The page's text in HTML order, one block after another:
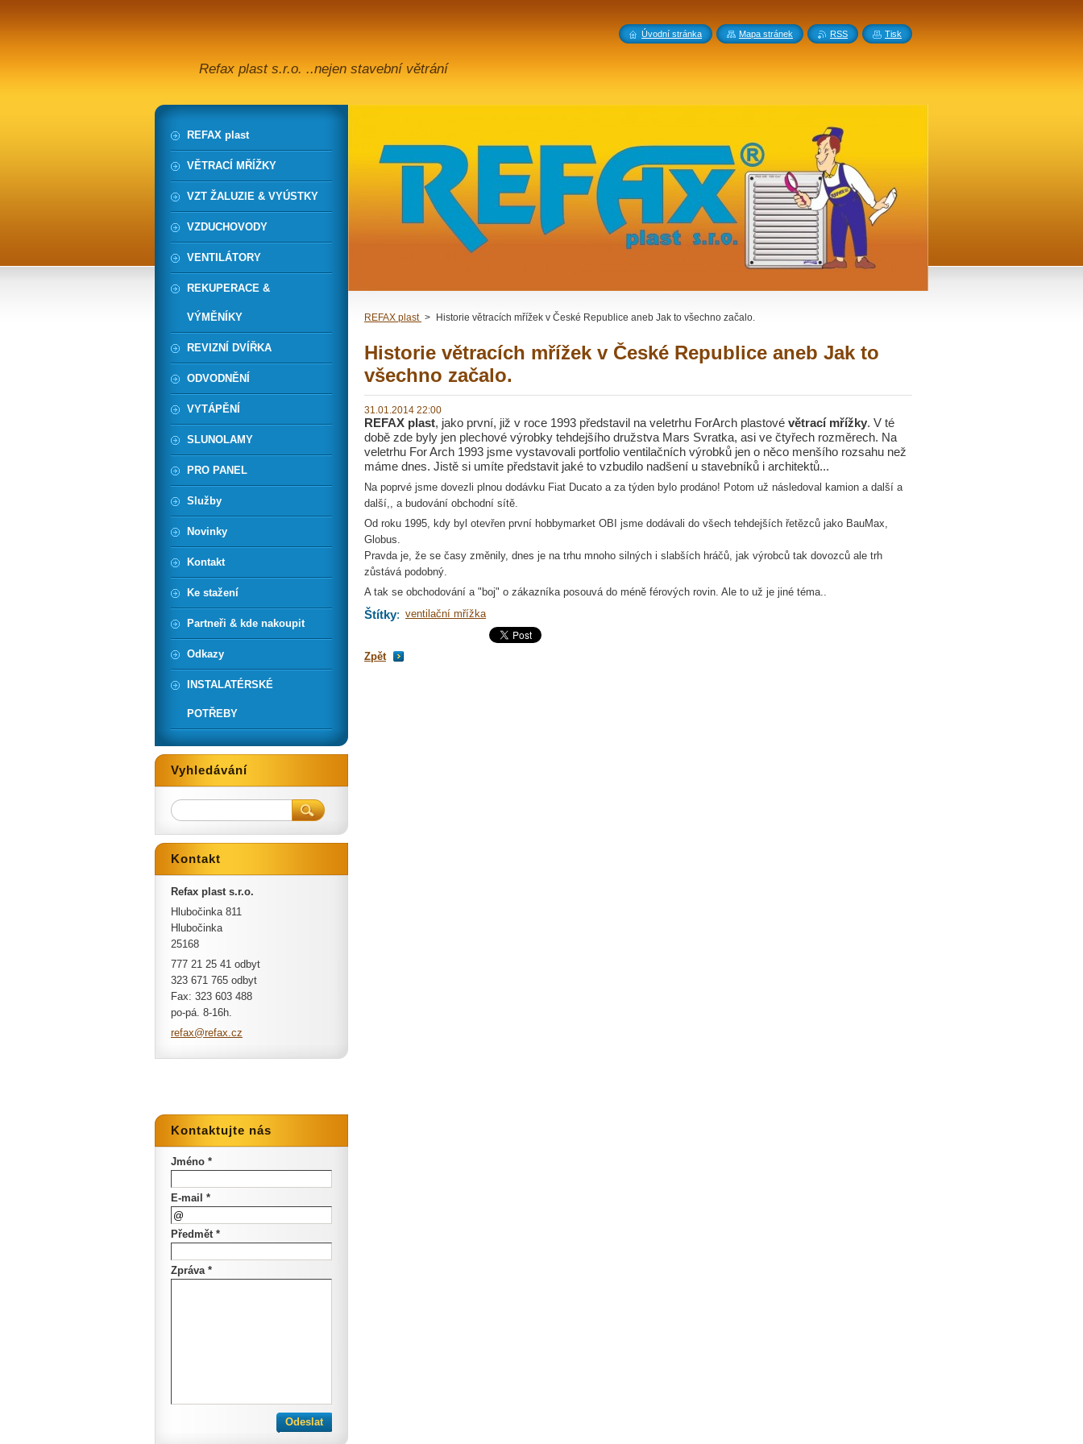
Refax plast s.r.o. ..nejen stavební větrání
REFAX plast > Historie větracích mřížek v České Republice aneb Jak to všechno začalo.
Historie větracích mřížek v České Republice aneb Jak to
všechno začalo.
31.01.2014 22:00
REFAX plast, jako první, již v roce 1993 představil na veletrhu ForArch plastové větrací mřížky. V té
době zde byly jen plechové výrobky tehdejšího družstva Mars Svratka, asi ve čtyřech rozměrech. Na
veletrhu For Arch 1993 jsme vystavovali portfolio ventilačních výrobků jen o něco menšího rozsahu než
máme dnes. Jistě si umíte představit jaké to vzbudilo nadšení u stavebníků i architektů...
Na poprvé jsme dovezli plnou dodávku Fiat Ducato a za týden bylo prodáno! Potom už následoval kamion a další a
další,, a budování obchodní sítě.
Od roku 1995, kdy byl otevřen první hobbymarket OBI jsme dodávali do všech tehdejších řetězců jako BauMax,
Globus.
Pravda je, že se časy změnily, dnes je na trhu mnoho silných i slabších hráčů, jak výrobců tak dovozců ale trh
zůstává podobný.
A tak se obchodování a "boj" o zákazníka posouvá do méně férových rovin. Ale to už je jiné téma..
Štítky: ventilační mřížka
Zpět
REFAX plast
VĚTRACÍ MŘÍŽKY
VZT ŽALUZIE & VYÚSTKY
VZDUCHOVODY
VENTILÁTORY
REKUPERACE &
VÝMĚNÍKY
REVIZNÍ DVÍŘKA
ODVODNĚNÍ
VYTÁPĚNÍ
SLUNOLAMY
PRO PANEL
Služby
Novinky
Kontakt
Ke stažení
Partneři & kde nakoupit
Odkazy
INSTALATÉRSKÉ
POTŘEBY
Vyhledávání
Kontakt
Refax plast s.r.o.
Hlubočinka 811
Hlubočinka
25168
777 21 25 41 odbyt
323 671 765 odbyt
Fax: 323 603 488
po-pá. 8-16h.
refax@refax.cz
Kontaktujte nás
Jméno *
E-mail *
Předmět *
Zpráva *
Úvodní stránka Mapa stránek RSS Tisk